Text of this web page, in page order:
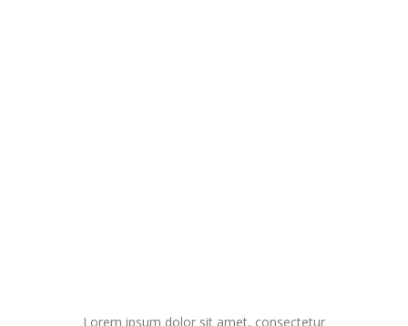
Lorem ipsum dolor sit amet, consectetur